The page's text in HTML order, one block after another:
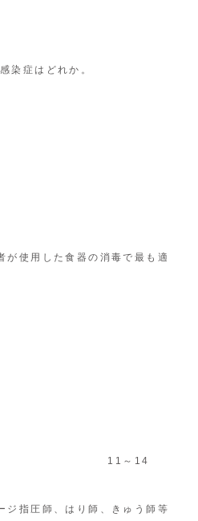
症はどれか。
使用した食器の消毒で最も適
11～14
指圧師、はり師、きゅう師等